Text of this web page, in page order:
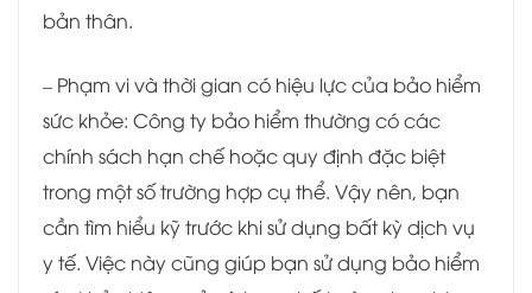
bản thân.
– Phạm vi và thời gian có hiệu lực của bảo hiểm
sức khỏe: Công ty bảo hiểm thường có các
chính sách hạn chế hoặc quy định đặc biệt
trong một số trường hợp cụ thể. Vậy nên, bạn
cần tìm hiểu kỹ trước khi sử dụng bất kỳ dịch vụ
y tế. Việc này cũng giúp bạn sử dụng bảo hiểm